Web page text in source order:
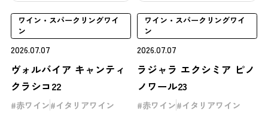
ワイン・スパークリングワイ
ン
2026.07.07
ヴォルバイア キャンティ
クラシコ22
赤ワイン イタリアワイン
ワイン・スパークリングワイ
ン
2026.07.07
ラジャラ エクシミア ピノ
ノワール23
赤ワイン イタリアワイン